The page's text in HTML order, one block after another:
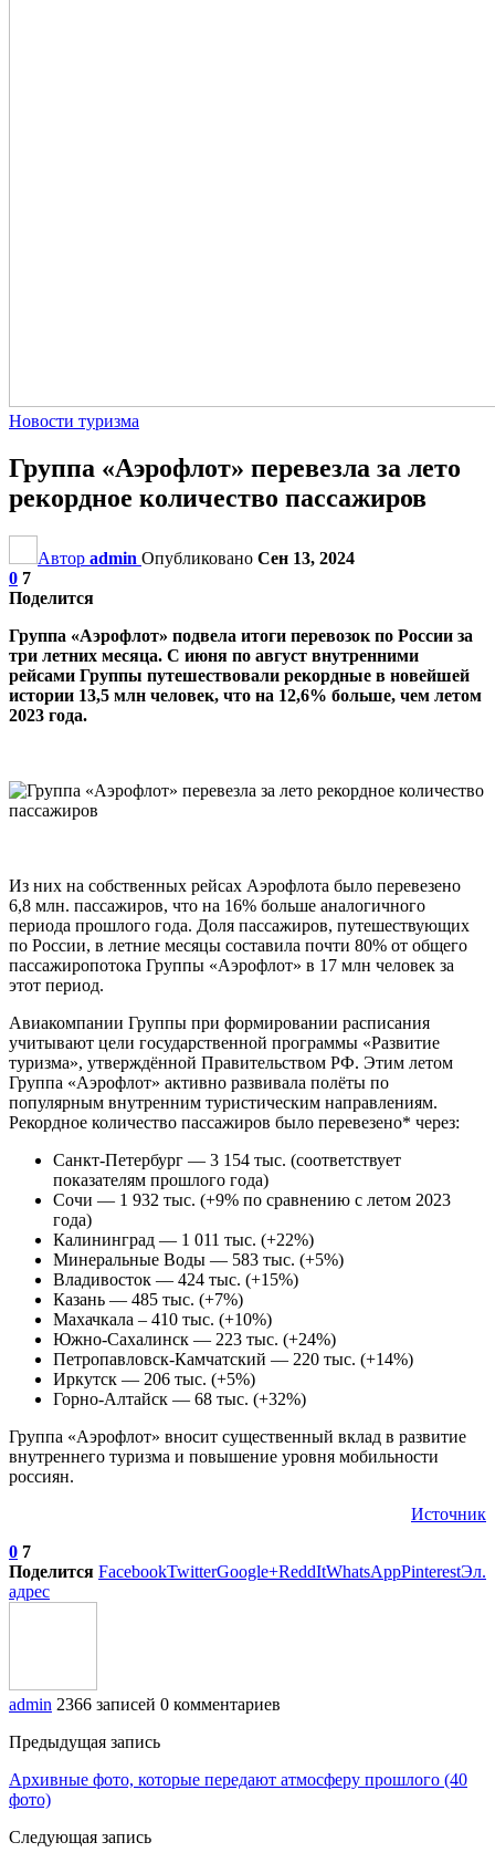
Новости туризма
Группа «Аэрофлот» перевезла за лето
рекордное количество пассажиров
Автор admin Опубликовано Сен 13, 2024
0 7
Поделится
Группа «Аэрофлот» подвела итоги перевозок по России за
три летних месяца. С июня по август внутренними
рейсами Группы путешествовали рекордные в новейшей
истории 13,5 млн человек, что на 12,6% больше, чем летом
2023 года.
Из них на собственных рейсах Аэрофлота было перевезено
6,8 млн. пассажиров, что на 16% больше аналогичного
периода прошлого года. Доля пассажиров, путешествующих
по России, в летние месяцы составила почти 80% от общего
пассажиропотока Группы «Аэрофлот» в 17 млн человек за
этот период.
Авиакомпании Группы при формировании расписания
учитывают цели государственной программы «Развитие
туризма», утверждённой Правительством РФ. Этим летом
Группа «Аэрофлот» активно развивала полёты по
популярным внутренним туристическим направлениям.
Рекордное количество пассажиров было перевезено* через:
Санкт-Петербург — 3 154 тыс. (соответствует
показателям прошлого года)
Сочи — 1 932 тыс. (+9% по сравнению с летом 2023
года)
Калининград — 1 011 тыс. (+22%)
Минеральные Воды — 583 тыс. (+5%)
Владивосток — 424 тыс. (+15%)
Казань — 485 тыс. (+7%)
Махачкала – 410 тыс. (+10%)
Южно-Сахалинск — 223 тыс. (+24%)
Петропавловск-Камчатский — 220 тыс. (+14%)
Иркутск — 206 тыс. (+5%)
Горно-Алтайск — 68 тыс. (+32%)
Группа «Аэрофлот» вносит существенный вклад в развитие
внутреннего туризма и повышение уровня мобильности
россиян.
Источник
0 7
Поделится FacebookTwitterGoogle+ReddItWhatsAppPinterestЭл.
адрес
admin 2366 записей 0 комментариев
Предыдущая запись
Архивные фото, которые передают атмосферу прошлого (40
фото)
Следующая запись